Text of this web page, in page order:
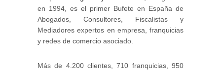
en 1994, es el primer Bufete en España de
Abogados, Consultores, Fiscalistas y
Mediadores expertos en empresa, franquicias
y redes de comercio asociado.
Más de 4.200 clientes, 710 franquicias, 950